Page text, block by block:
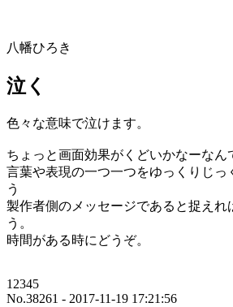
八幡ひろき
泣く
色々な意味で泣けます。
ちょっと画面効果がくどいかなーなん
言葉や表現の一つ一つをゆっくりじっ
う
製作者側のメッセージであると捉えれ
う。
時間がある時にどうぞ。
12345
No.38261 - 2017-11-19 17:21:56